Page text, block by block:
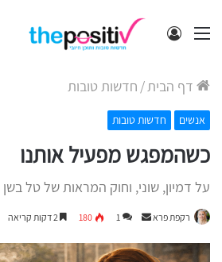
תפריט התחבר
דף הבית/ חדשות טובות
אנשים חדשות טובות
כשהמפגש מפעיל אותנו
על דמיון, שוני, וחוק המראות של טל בשן
רקפת פרא
Send
email
1
180